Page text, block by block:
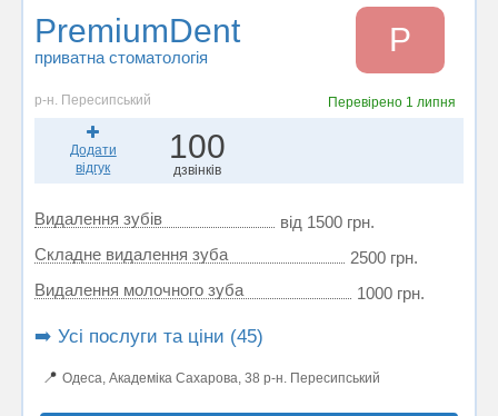
PremiumDent
приватна стоматологія P
р-н. Пересипський Перевірено 1 липня
Додати
відгук
100
дзвінків
Видалення зубів
від 1500 грн.
Складне видалення зуба
2500 грн.
Видалення молочного зуба
1000 грн.
➡️ Усі послуги та ціни (45)
📍 Одеса, Академіка Сахарова, 38 р-н. Пересипський